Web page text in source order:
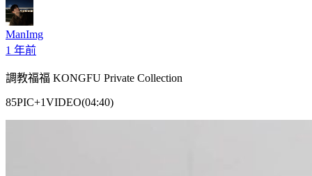
ManImg
1 年前
調教福福 KONGFU Private Collection
85PIC+1VIDEO(04:40)